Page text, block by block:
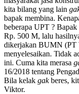
kita bilang yang lain
bapak membina.
beberapa UPT ?
Rp. 500 M, lalu
dikerjakan BUMN (PT
menyelesaikan. Tidak
ini. Cuma kita merasa
16/2018 tentang
Bila kelak gakberes,
Viktor.